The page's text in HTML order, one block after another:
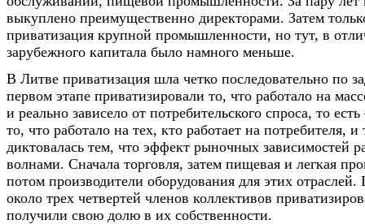
выкуплено преимущественно директорами. Затем
приватизация крупной промышленности, но тут, в
зарубежного капитала было намного меньше.
В Литве приватизация шла четко последовательно по
первом этапе приватизировали то, что работало на
и реально зависело от потребительского спроса, то
то, что работало на тех, кто работает на потребителя,
диктовалась тем, что эффект рыночных зависимостей
волнами. Сначала торговля, затем пищевая и легкая
потом производители оборудования для этих
около трех четвертей членов коллективов
получили свою долю в их собственности.